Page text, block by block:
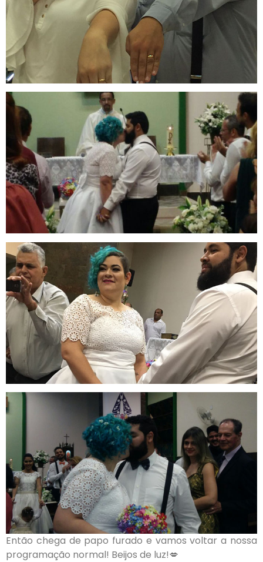
Então chega de papo furado e vamos voltar a nossa
programação normal! Beijos de luz!💋